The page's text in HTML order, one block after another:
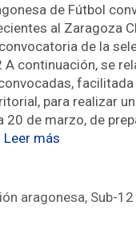
de Fútbol
al Zaragoza
de la
A continuación, se
facilitada
para realizar
20 de marzo, de
Leer más
aragonesa, Sub-12